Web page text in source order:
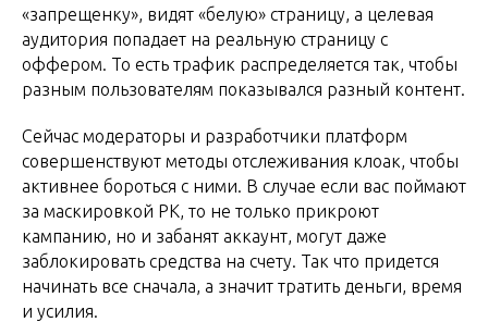
«запрещенку», видят «белую» страницу, а целевая
аудитория попадает на реальную страницу с
оффером. То есть трафик распределяется так, чтобы
разным пользователям показывался разный контент.
Сейчас модераторы и разработчики платформ
совершенствуют методы отслеживания клоак, чтобы
активнее бороться с ними. В случае если вас поймают
за маскировкой РК, то не только прикроют
кампанию, но и забанят аккаунт, могут даже
заблокировать средства на счету. Так что придется
начинать все сначала, а значит тратить деньги, время
и усилия.